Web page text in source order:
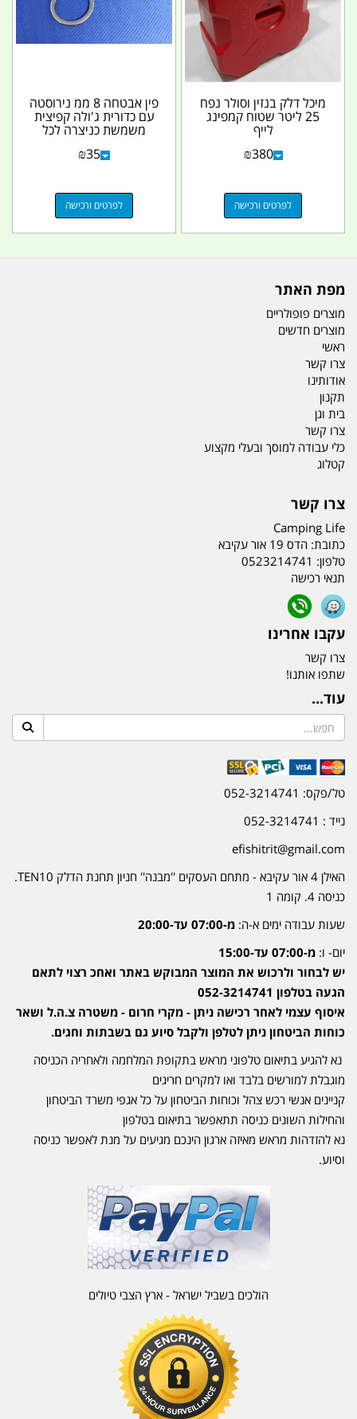
מיכל דלק בנזין וסולר נפח
25 ליטר שטוח קמפינג
לייף
₪380
לפרטים ורכישה
פין אבטחה 8 ממ נירוסטה
עם כדורית ג'ולה קפיצית
משמשת כניצרה לכל
₪35
לפרטים ורכישה
מפת האתר
מוצרים פופולריים
מוצרים חדשים
ראשי
צרו קשר
אודותינו
תקנון
בית וגן
צרו קשר
כלי עבודה למוסך ובעלי מקצוע
קטלוג
צרו קשר
Camping Life
כתובת: הדס 19 אור עקיבא
טלפון: 0523214741
תנאי רכישה
עקבו אחרינו
צרו קשר
שתפו אותנו!
עוד...
טל/פקס: 052-3214741
נייד : 052-3214741
efishitrit@gmail.com
האילן 4 אור עקיבא - מתחם העסקים ''מבנה'' חניון תחנת הדלק TEN10.
כניסה 4. קומה 1
שעות עבודה ימים א-ה: מ-07:00 עד-20:00
יום- ו: מ-07:00 עד-15:00
יש לבחור ולרכוש את המוצר המבוקש באתר ואחכ רצוי לתאם
הגעה בטלפון 052-3214741
איסוף עצמי לאחר רכישה ניתן - מקרי חרום - משטרה צ.ה.ל ושאר
כוחות הביטחון ניתן לטלפן ולקבל סיוע גם בשבתות וחגים.
נא להגיע בתיאום טלפוני מראש בתקופת המלחמה ולאחריה הכניסה
מוגבלת למורשים בלבד ואו למקרים חריגים
קניינים אנשי רכש צהל וכוחות הביטחון על כל אגפי משרד הביטחון
והחילות השונים כניסה תתאפשר בתיאום בטלפון
נא להזדהות מראש מאיזה ארגון הינכם מגיעים על מנת לאפשר כניסה
וסיוע.
הולכים בשביל ישראל - ארץ הצבי טיולים